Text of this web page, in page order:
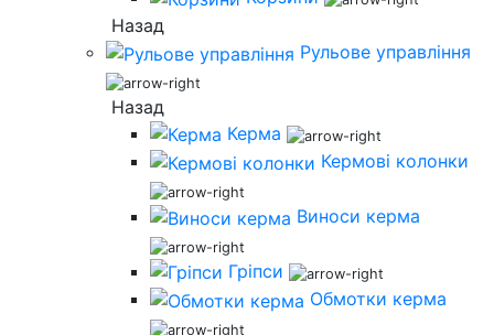
Назад
Рульове управління
Назад
Керма
Кермові колонки
Виноси керма
Гріпси
Обмотки керма